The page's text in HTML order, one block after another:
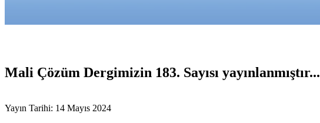
Mali Çözüm Dergimizin 183. Sayısı yayınlanmıştır...
Yayın Tarihi: 14 Mayıs 2024